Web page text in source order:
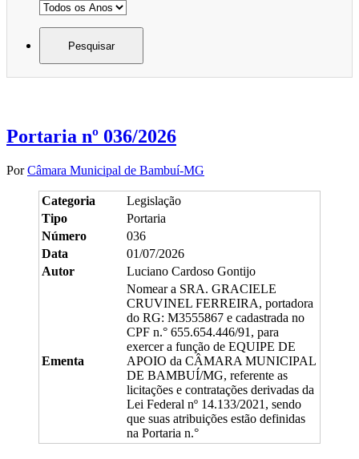
Portaria nº 036/2026
PorCâmara Municipal de Bambuí-MG
Categoria
Legislação
Tipo
Portaria
Número
036
Data
01/07/2026
Autor
Luciano Cardoso Gontijo
Ementa
Nomear a SRA. GRACIELE
CRUVINEL FERREIRA, portadora
do RG: M3555867 e cadastrada no
CPF n.° 655.654.446/91, para
exercer a função de EQUIPE DE
APOIO da CÂMARA MUNICIPAL
DE BAMBUÍ/MG, referente as
licitações e contratações derivadas da
Lei Federal nº 14.133/2021, sendo
que suas atribuições estão definidas
na Portaria n.°